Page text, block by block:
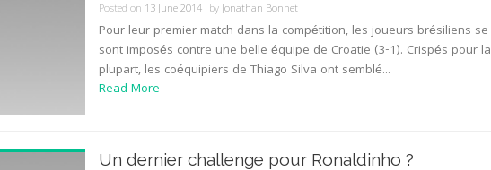
Posted on13 June 2014 byJonathan Bonnet
Pour leur premier match dans la compétition, les joueurs brésiliens se
sont imposés contre une belle équipe de Croatie (3-1). Crispés pour la
plupart, les coéquipiers de Thiago Silva ont semblé...
Read More
Un dernier challenge pour Ronaldinho ?